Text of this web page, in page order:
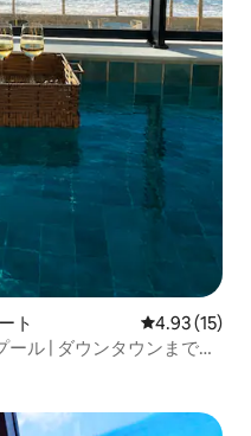
ト レビュー15
4.93 (15)
ル | ダウンタウンまで徒